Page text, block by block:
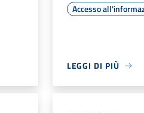
Accesso
LEGGI DI PIÙ